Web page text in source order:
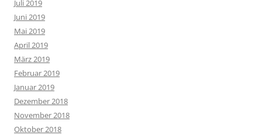
Juli 2019
Juni 2019
Mai 2019
April 2019
März 2019
Februar 2019
Januar 2019
Dezember 2018
November 2018
Oktober 2018